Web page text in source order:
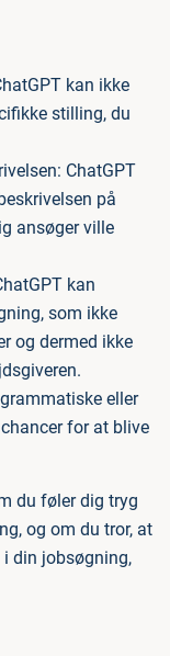
kan ikke
stilling, du
ChatGPT
på
ansøger ville
kan
som ikke
og dermed ikke
eller
for at blive
du føler dig tryg
og om du tror, at
din jobsøgning,